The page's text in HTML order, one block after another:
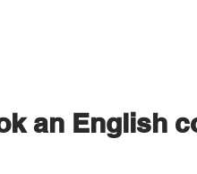
an English